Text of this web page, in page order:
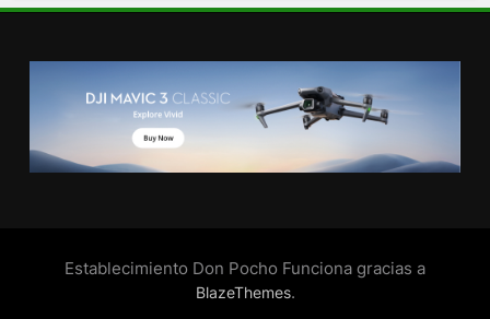
Establecimiento Don Pocho Funciona gracias a
BlazeThemes.